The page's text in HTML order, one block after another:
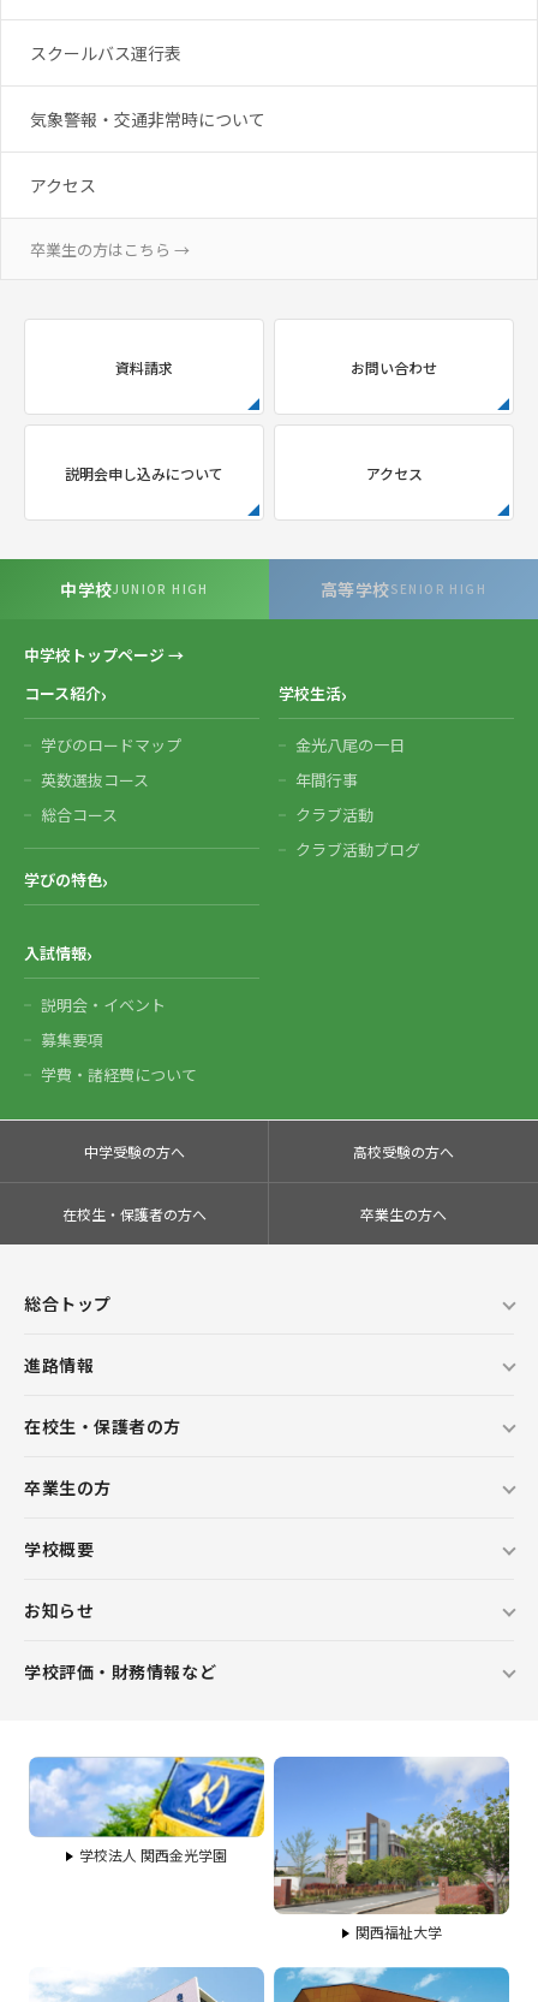
スクールバス運行表
気象警報・交通非常時について
アクセス
卒業生の方はこちら →
資料請求 お問い合わせ
説明会申し込みについて アクセス
中学校JUNIOR HIGH 高等学校SENIOR HIGH
中学校トップページ →
コース紹介
学びのロードマップ
英数選抜コース
総合コース
学びの特色
学校生活
金光八尾の一日
年間行事
クラブ活動
クラブ活動ブログ
入試情報
説明会・イベント
募集要項
学費・諸経費について
中学受験の方へ 高校受験の方へ
在校生・保護者の方へ 卒業生の方へ
総合トップ
進路情報
在校生・保護者の方
卒業生の方
学校概要
お知らせ
学校評価・財務情報など
学校法人 関西金光学園
関西福祉大学